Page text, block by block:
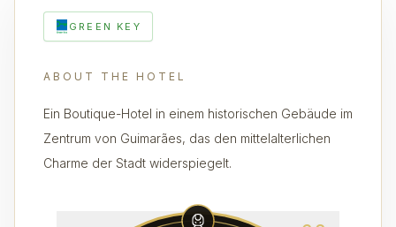
GREEN KEY
ABOUT THE HOTEL
Ein Boutique-Hotel in einem historischen Gebäude im
Zentrum von Guimarães, das den mittelalterlichen
Charme der Stadt widerspiegelt.